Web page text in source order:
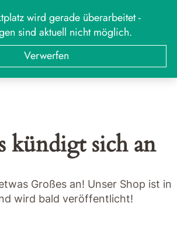
wird gerade überarbeitet -
sind aktuell nicht möglich.
Verwerfen
MARKT
kündigt sich an
Großes an! Unser Shop ist in
wird bald veröffentlicht!